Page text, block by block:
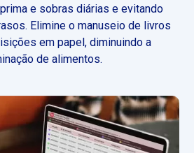
e sobras diárias e evitando
Elimine o manuseio de livros
em papel, diminuindo a
de alimentos.